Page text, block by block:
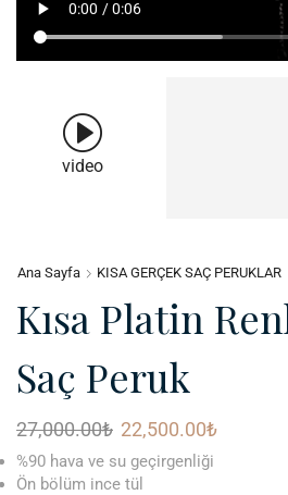
video
Ana Sayfa KISA GERÇEK SAÇ PERUKLAR
Kısa Platin
Saç Peruk
27,000.00₺ 22,500.00₺
%90 hava ve su geçirgenliği
Ön bölüm ince tül